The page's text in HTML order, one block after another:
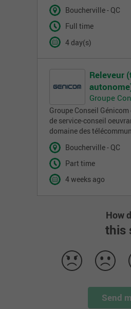
Boucherville - QC
Full time
4 day(s)
Releveur
Groupe
Groupe Conseil Génicom
de service-conseil
domaine des
Boucherville - QC
Part time
4 weeks ago
How
this
Send